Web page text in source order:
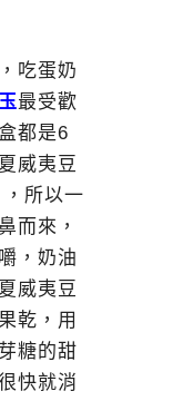
吃蛋奶
最受歡
都是6
威夷豆
所以一
而來，
，奶油
威夷豆
乾，用
糖的甜
快就消